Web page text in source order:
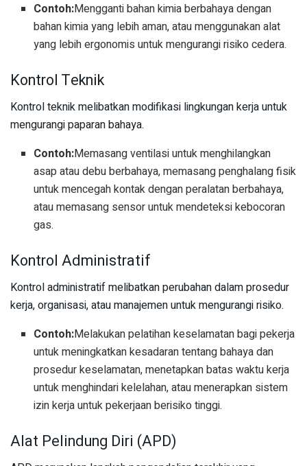
Contoh:Mengganti bahan kimia berbahaya dengan
bahan kimia yang lebih aman, atau menggunakan alat
yang lebih ergonomis untuk mengurangi risiko cedera.
Kontrol Teknik
Kontrol teknik melibatkan modifikasi lingkungan kerja untuk
mengurangi paparan bahaya.
Contoh:Memasang ventilasi untuk menghilangkan
asap atau debu berbahaya, memasang penghalang fisik
untuk mencegah kontak dengan peralatan berbahaya,
atau memasang sensor untuk mendeteksi kebocoran
gas.
Kontrol Administratif
Kontrol administratif melibatkan perubahan dalam prosedur
kerja, organisasi, atau manajemen untuk mengurangi risiko.
Contoh:Melakukan pelatihan keselamatan bagi pekerja
untuk meningkatkan kesadaran tentang bahaya dan
prosedur keselamatan, menetapkan batas waktu kerja
untuk menghindari kelelahan, atau menerapkan sistem
izin kerja untuk pekerjaan berisiko tinggi.
Alat Pelindung Diri (APD)